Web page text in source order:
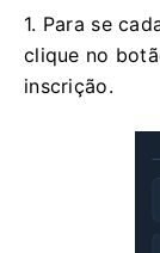
1. Para se
clique no
inscrição.